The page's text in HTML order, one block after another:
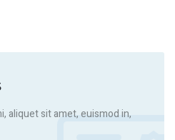
aliquet sit amet, euismod in,